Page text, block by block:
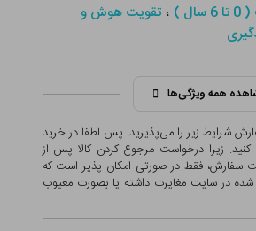
) ،تقویت هوش و
همه ویژگی‌ها
شرایط زیر را می‌پذیرید. پس لطفا در خرید
زیرا درخواست مرجوع کردن کالا پس از
سفارش، فقط در صورتی امکان پذیر است که
شده در سایت مغایرت داشته یا بصورت معيوب